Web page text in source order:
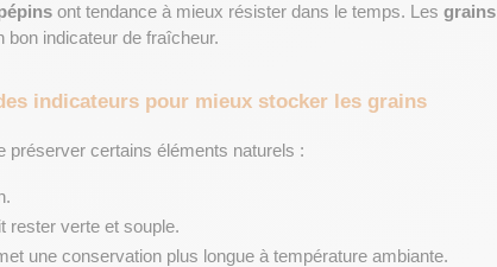
ont tendance à mieux résister dans le temps. Les grains
bon indicateur de fraîcheur.
indicateurs pour mieux stocker les grains
préserver certains éléments naturels :
rester verte et souple.
une conservation plus longue à température ambiante.